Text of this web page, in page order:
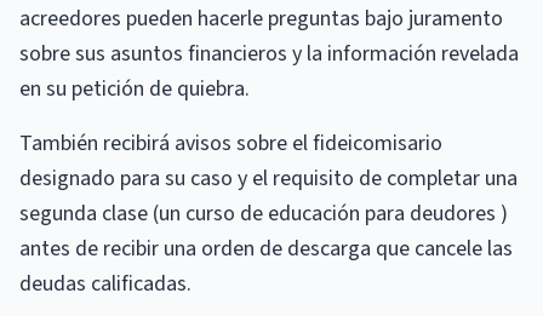
acreedores pueden hacerle preguntas bajo juramento
sobre sus asuntos financieros y la información revelada
en su petición de quiebra.
También recibirá avisos sobre el fideicomisario
designado para su caso y el requisito de completar una
segunda clase (un curso de educación para deudores )
antes de recibir una orden de descarga que cancele las
deudas calificadas.